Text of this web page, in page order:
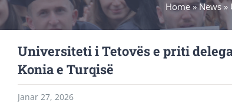
Home»News»
Universiteti i Tetovës e priti
Konia e Turqisë
Janar 27, 2026